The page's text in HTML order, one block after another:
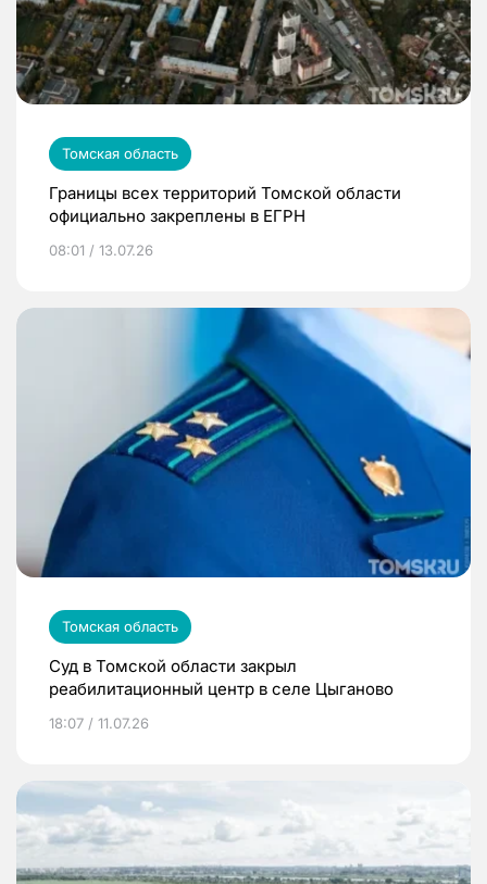
Томская область
Границы всех территорий Томской области
официально закреплены в ЕГРН
08:01 / 13.07.26
Томская область
Суд в Томской области закрыл
реабилитационный центр в селе Цыганово
18:07 / 11.07.26